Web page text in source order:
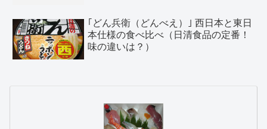
｢どん兵衛（どんべえ）｣ 西日本と東日
本仕様の食べ比べ（日清食品の定番！
味の違いは？）